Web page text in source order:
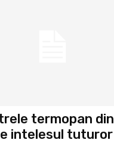
termopan din
intelesul tuturor